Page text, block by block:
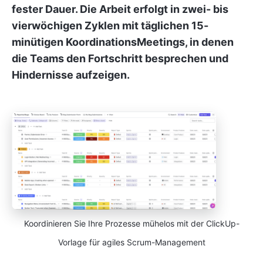
fester Dauer. Die Arbeit erfolgt in zwei- bis
vierwöchigen Zyklen mit täglichen 15-
minütigen KoordinationsMeetings, in denen
die Teams den Fortschritt besprechen und
Hindernisse aufzeigen.
Koordinieren Sie Ihre Prozesse mühelos mit der ClickUp-
Vorlage für agiles Scrum-Management